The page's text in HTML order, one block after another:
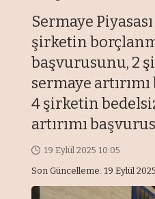
Sermaye
şirketin
başvurusunu, 2
sermaye
4 şirketin
artırımı
Son Güncelleme: 19 Eylül
19 Eylül 2025 10:05